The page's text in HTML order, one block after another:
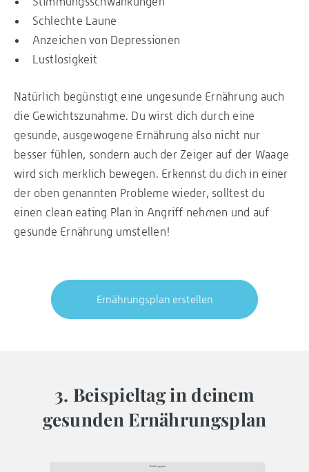
Schlechte Laune
Anzeichen von Depressionen
Lustlosigkeit
Natürlich begünstigt eine ungesunde Ernährung auch
die Gewichtszunahme. Du wirst dich durch eine
gesunde, ausgewogene Ernährung also nicht nur
besser fühlen, sondern auch der Zeiger auf der Waage
wird sich merklich bewegen. Erkennst du dich in einer
der oben genannten Probleme wieder, solltest du
einen clean eating Plan in Angriff nehmen und auf
gesunde Ernährung umstellen!
Ernährungsplan erstellen
3. Beispieltag in deinem
gesunden Ernährungsplan